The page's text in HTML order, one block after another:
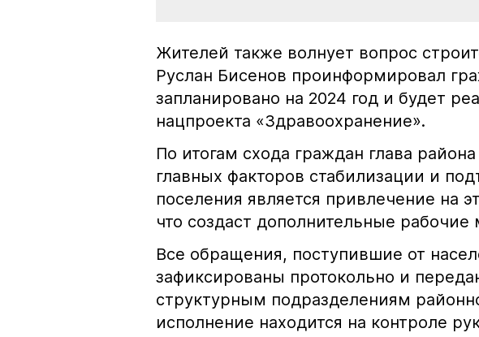
Жителей также волнует вопрос
Руслан Бисенов проинформировал
запланировано на 2024 год и будет
нацпроекта «Здравоохранение».
По итогам схода граждан глава
главных факторов стабилизации и
поселения является привлечение на
что создаст дополнительные рабочие
Все обращения, поступившие от
зафиксированы протокольно и
структурным подразделениям
исполнение находится на контроле